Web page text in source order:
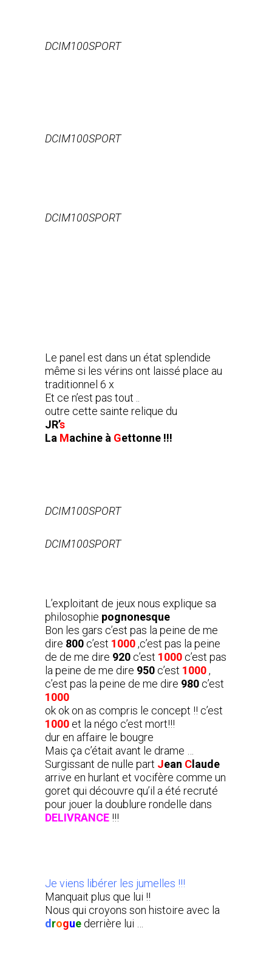
DCIM100SPORT
DCIM100SPORT
DCIM100SPORT
Le panel est dans un état splendide
même si les vérins ont laissé place au
traditionnel 6 x
Et ce n’est pas tout ..
outre cette sainte relique du
JR’s
La Machine à Gettonne !!!
DCIM100SPORT
DCIM100SPORT
L’exploitant de jeux nous explique sa
philosophie pognonesque
Bon les gars c’est pas la peine de me
dire 800 c’est 1000,c’est pas la peine
de de me dire 920 c’est 1000 c’est pas
la peine de me dire 950 c’est 1000,
c’est pas la peine de me dire 980 c’est
1000
ok ok on as compris le concept !! c’est
1000 et la négo c’est mort!!!
dur en affaire le bougre
Mais ça c’était avant le drame …
Surgissant de nulle part Jean C laude
arrive en hurlant et vocifère comme un
goret qui découvre qu’il a été recruté
pour jouer la doublure rondelle dans
DELIVRANCE !!!
Je viens libérer les jumelles !!!
Manquait plus que lui !!
Nous qui croyons son histoire avec la
d rogue derrière lui …